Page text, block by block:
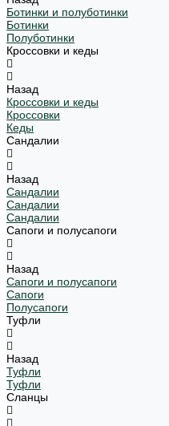
Ботинки и полуботинки
Ботинки
Полуботинки
Кроссовки и кеды
Назад
Кроссовки и кеды
Кроссовки
Кеды
Сандалии
Назад
Сандалии
Сандалии
Сандалии
Сапоги и полусапоги
Назад
Сапоги и полусапоги
Сапоги
Полусапоги
Туфли
Назад
Туфли
Туфли
Сланцы